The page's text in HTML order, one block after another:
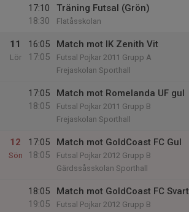
17:10
18:30
Träning Futsal (Grön)
Flatåsskolan
11
Lör
16:05
17:05
Match mot IK Zenith Vit
Futsal Pojkar 2011 Grupp A
Frejaskolan Sporthall
17:05
18:05
Match mot Romelanda UF gul
Futsal Pojkar 2011 Grupp B
Frejaskolan Sporthall
12
Sön
17:05
18:05
Match mot GoldCoast FC Gul
Futsal Pojkar 2012 Grupp B
Gärdssåsskolan Sporthall
18:05
19:05
Match mot GoldCoast FC Svart
Futsal Pojkar 2012 Grupp B